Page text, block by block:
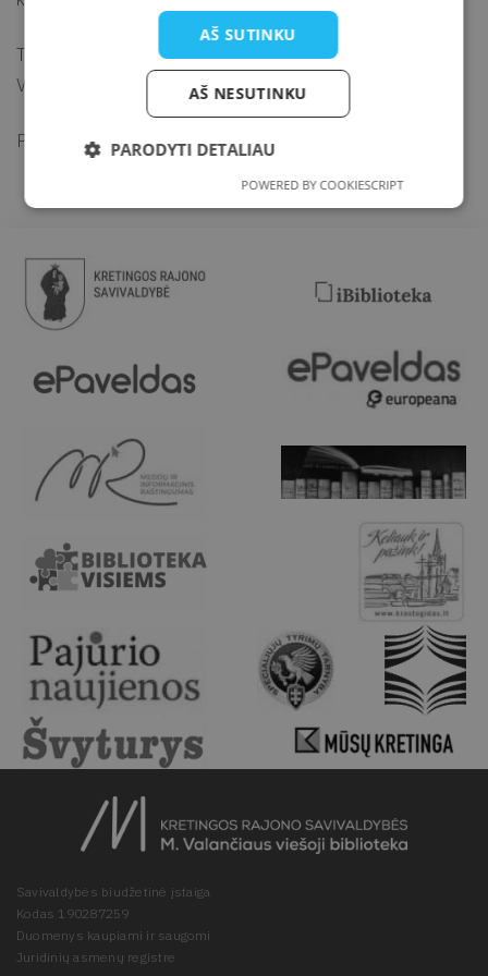
Transliacija bus vykdoma Kretingos rajono savivaldybės M.
Valančiaus viešosios bibliotekosFACEBOOK puslapyje
Paskaita nemokama, registruotis nereikia!
Savivaldybės biudžetinė įstaiga
Kodas 190287259
Duomenys kaupiami ir saugomi
Juridinių asmenų registre
AŠ SUTINKU
AŠ NESUTINKU
PARODYTI DETALIAU
POWERED BY COOKIESCRIPT